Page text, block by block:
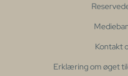
Kontakt
Erklæring om øget